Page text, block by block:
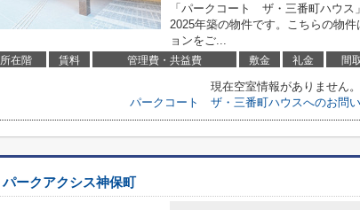
「パークコート ザ・三番町ハウス
2025年築の物件です。こちらの物
ョンをご...
所在階 賃料 管理費・共益費 敷金 礼金 間
現在空室情報がありません。
パークコート ザ・三番町ハウスへのお問
パークアクシス神保町